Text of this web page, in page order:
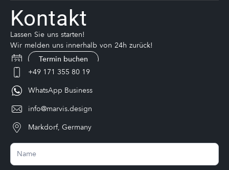
Kontakt
Lassen Sie uns starten!
Wir melden uns innerhalb von 24h zurück!
Termin buchen
+49 171 355 80 19‬
WhatsApp Business
info@marvis.design
Markdorf, Germany
Kontakt